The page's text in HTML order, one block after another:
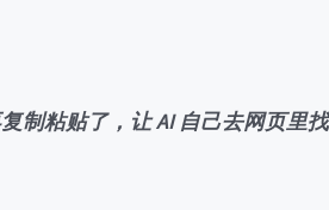
复制粘贴了，让 AI 自己去网页里